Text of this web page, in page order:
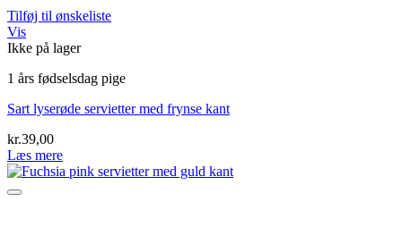
Tilføj til ønskeliste
Vis
Ikke på lager
1 års fødselsdag pige
Sart lyserøde servietter med frynse kant
kr.39,00
Læs mere